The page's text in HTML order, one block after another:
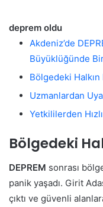
deprem oldu
Akdeniz’de
Büyüklüğünde Bir
Bölgedeki
Uzmanlardan
Yetkililerden
Bölgedeki
DEPREM sonrası
panik yaşadı. Girit
çıktı ve güvenli